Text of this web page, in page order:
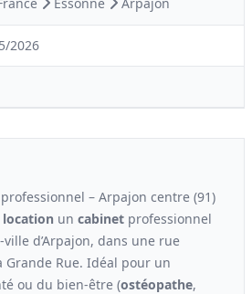
2026
professionnel – Arpajon centre (91)
location un cabinet professionnel
d’Arpajon, dans une rue
Grande Rue. Idéal pour un
ou du bien-être (ostéopathe,